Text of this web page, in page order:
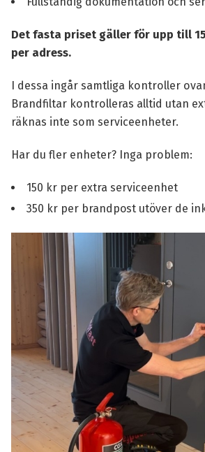
Det fasta priset gäller för upp till
per adress.
I dessa ingår samtliga kontroller
Brandfiltar kontrolleras alltid utan
räknas inte som serviceenheter.
Har du fler enheter? Inga problem:
150 kr per extra serviceenhet
350 kr per brandpost utöver de